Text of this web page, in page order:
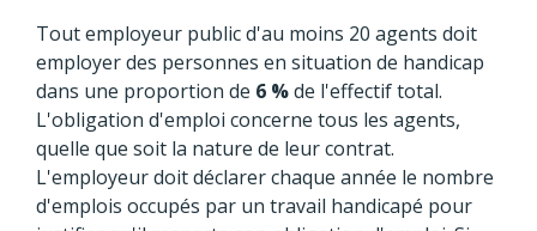
Tout employeur public d'au moins 20 agents doit
employer des personnes en situation de handicap
dans une proportion de 6 %de l'effectif total.
L'obligation d'emploi concerne tous les agents,
quelle que soit la nature de leur contrat.
L'employeur doit déclarer chaque année le nombre
d'emplois occupés par un travail handicapé pour